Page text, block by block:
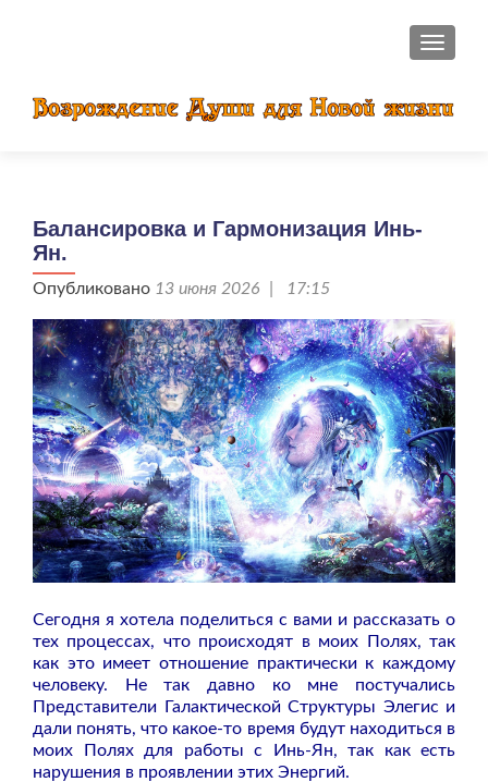
Балансировка и Гармонизация Инь-
Ян.
Опубликовано 13 июня 2026 | 17:15
Сегодня я хотела поделиться с вами и рассказать о
тех процессах, что происходят в моих Полях, так
как это имеет отношение практически к каждому
человеку. Не так давно ко мне постучались
Представители Галактической Структуры Элегис и
дали понять, что какое-то время будут находиться в
моих Полях для работы с Инь-Ян, так как есть
нарушения в проявлении этих Энергий.